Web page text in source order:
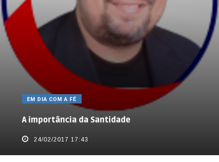
EM DIA COM A FÉ
A importância da Santidade
24/02/2017 17:43